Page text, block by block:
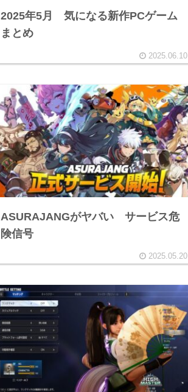
2025年5月 気になる新作PCゲーム
まとめ
2025.06.10
ASURAJANGがヤバい サービス危
険信号
2025.05.20